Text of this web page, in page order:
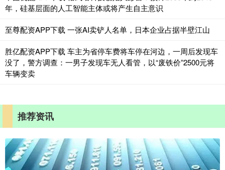
年，硅基层面的人工智能主体或将产生自主意识
至尊配资APP下载 一张AI卖铲人名单，日本企业占据半壁江山
胜亿配资APP下载 车主为省停车费将车停在河边，一周后发现车
没了，警方调查：一男子发现车无人看管，以“废铁价”2500元将
车辆变卖
推荐资讯